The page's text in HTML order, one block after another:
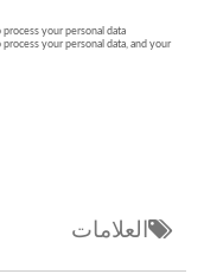
العلامات